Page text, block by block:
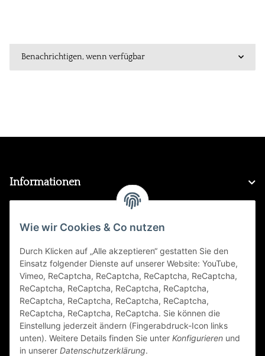
Wie wir Cookies & Co nutzen
Durch Klicken auf „Alle akzeptieren“ gestatten Sie den
Einsatz folgender Dienste auf unserer Website: YouTube,
Vimeo, ReCaptcha, ReCaptcha, ReCaptcha, ReCaptcha,
ReCaptcha, ReCaptcha, ReCaptcha, ReCaptcha,
ReCaptcha, ReCaptcha, ReCaptcha, ReCaptcha,
ReCaptcha, ReCaptcha, ReCaptcha. Sie können die
Einstellung jederzeit ändern (Fingerabdruck-Icon links
unten). Weitere Details finden Sie unter Konfigurieren und
in unserer Datenschutzerklärung.
Benachrichtigen, wenn verfügbar
Informationen
FAQ
Zahlungsarten